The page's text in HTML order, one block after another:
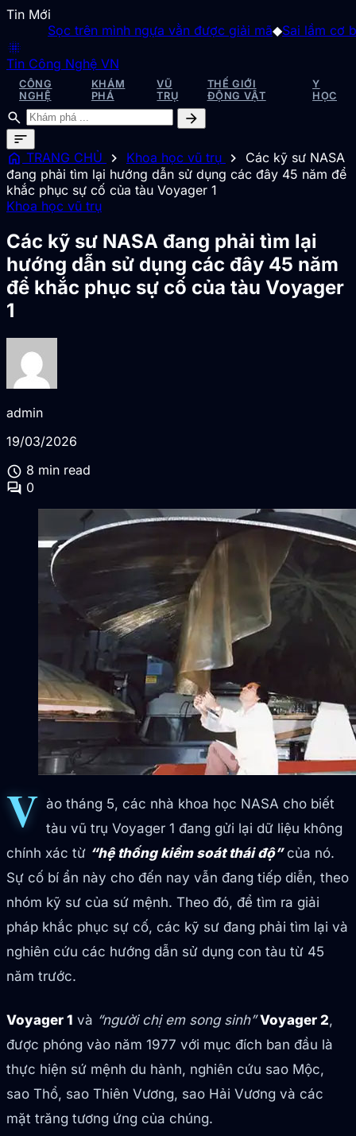
Tin Mới
Sọc trên mình ngựa vằn được giải mã◆Sai lầm cơ bản
blur_on
Tin Công Nghệ VN
CÔNG
NGHỆ
KHÁM
PHÁ
VŨ
TRỤ
THẾ GIỚI
ĐỘNG VẬT
Y
HỌC
search
arrow_forward
sort
home TRANG CHỦ chevron_right Khoa học vũ trụ chevron_right
Các kỹ sư NASA
đang phải tìm lại hướng dẫn sử dụng các đây 45 năm để
khắc phục sự cố của tàu Voyager 1
Khoa học vũ trụ
Các kỹ sư NASA đang phải tìm lại
hướng dẫn sử dụng các đây 45 năm
để khắc phục sự cố của tàu Voyager
1
admin
19/03/2026
schedule 8 min read
forum 0
V ào tháng 5, các nhà khoa học NASA cho biết
tàu vũ trụ Voyager 1 đang gửi lại dữ liệu không
chính xác từ “hệ thống kiểm soát thái độ”của nó.
Sự cố bí ẩn này cho đến nay vẫn đang tiếp diễn, theo
nhóm kỹ sư của sứ mệnh. Theo đó, để tìm ra giải
pháp khắc phục sự cố, các kỹ sư đang phải tìm lại và
nghiên cứu các hướng dẫn sử dụng con tàu từ 45
năm trước.
Voyager 1 và “người chị em song sinh”Voyager 2,
được phóng vào năm 1977 với mục đích ban đầu là
thực hiện sứ mệnh du hành, nghiên cứu sao Mộc,
sao Thổ, sao Thiên Vương, sao Hải Vương và các
mặt trăng tương ứng của chúng.